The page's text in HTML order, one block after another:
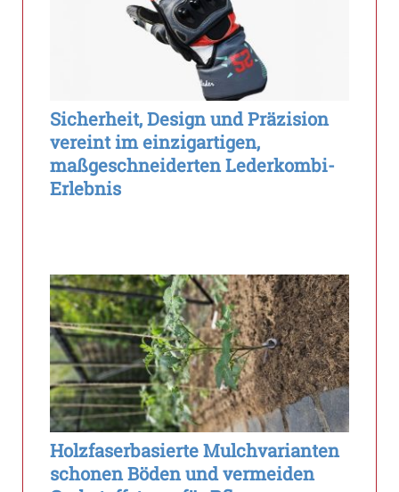
Sicherheit, Design und Präzision
vereint im einzigartigen,
maßgeschneiderten Lederkombi-
Erlebnis
Holzfaserbasierte Mulchvarianten
schonen Böden und vermeiden